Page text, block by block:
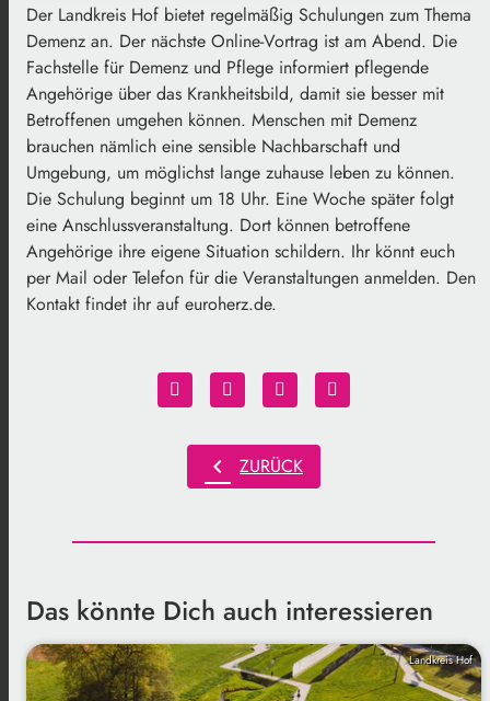
Der Landkreis Hof bietet regelmäßig Schulungen zum Thema
Demenz an. Der nächste Online-Vortrag ist am Abend. Die
Fachstelle für Demenz und Pflege informiert pflegende
Angehörige über das Krankheitsbild, damit sie besser mit
Betroffenen umgehen können. Menschen mit Demenz
brauchen nämlich eine sensible Nachbarschaft und
Umgebung, um möglichst lange zuhause leben zu können.
Die Schulung beginnt um 18 Uhr. Eine Woche später folgt
eine Anschlussveranstaltung. Dort können betroffene
Angehörige ihre eigene Situation schildern. Ihr könnt euch
per Mail oder Telefon für die Veranstaltungen anmelden. Den
Kontakt findet ihr auf euroherz.de.
chevron_left ZURÜCK
Das könnte Dich auch interessieren
Landkreis Hof